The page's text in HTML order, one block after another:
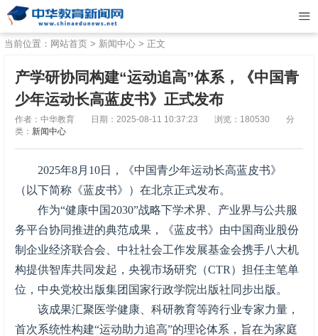
当前位置： 网站首页 > 新闻中心 > 正文
产学研协同构建“运动追高”体系，《中国青
少年运动长高蓝皮书》正式发布
作者：中华教育 日期：2025-08-11 10:37:23 浏览：180530
分
类： 新闻中心
2025年8月10日，《中国青少年运动长高蓝皮书》
（以下简称《蓝皮书》）在北京正式发布。
作为“健康中国2030”战略下学术界、产业界与公共服
务平台协同推进的典范成果，《蓝皮书》由中国商业股份
制企业经济联合会、中社社会工作发展基金会携手八大机
构提供智库共同发起，央视市场研究（CTR）担任主笔单
位，中央党校出版集团国家行政学院出版社同步出版。
该成果汇聚医学健康、科研教育等跨行业专家力量，
首次系统性构建“运动助力追高”的理论体系，旨在为家庭